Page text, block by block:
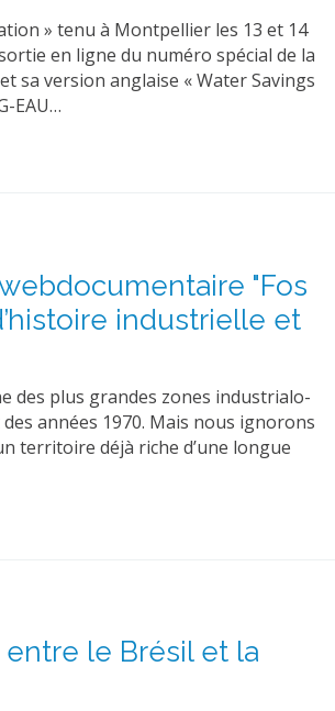
» tenu à Montpellier les 13 et 14
en ligne du numéro spécial de la
sa version anglaise « Water Savings
EAU…
"Fos
industrielle et
des plus grandes zones industrialo-
années 1970. Mais nous ignorons
territoire déjà riche d’une longue
le Brésil et la